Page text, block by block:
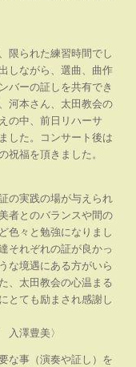
限られた練習時間でし
しながら、選曲、曲作
バーの証しを共有でき
河本さん、太田教会の
の中、前日リハーサ
した。コンサート後は
祝福を頂きました。
の実践の場が与えられ
者とのバランスや間の
色々と勉強になりまし
それぞれの証が良かっ
な境遇にある方がいら
、太田教会の心温まる
とても励まされ感謝し
入澤豊美〉
な事（演奏や証し）を